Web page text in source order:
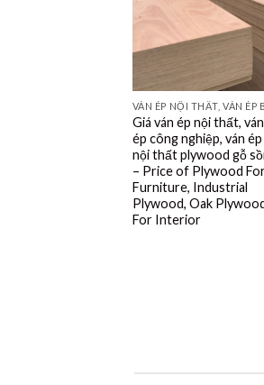
Giá ván ép nội thất, ván
ép công nghiệp, ván ép
nội thất plywood gỗ
– Price of Plywood
Furniture, Industrial
Plywood, Oak
For Interior